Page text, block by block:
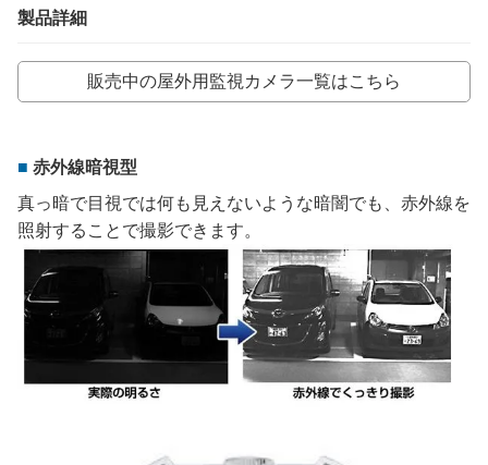
製品詳細
販売中の屋外用監視カメラ一覧はこちら
赤外線暗視型
真っ暗で目視では何も見えないような暗闇でも、赤外線を
照射することで撮影できます。